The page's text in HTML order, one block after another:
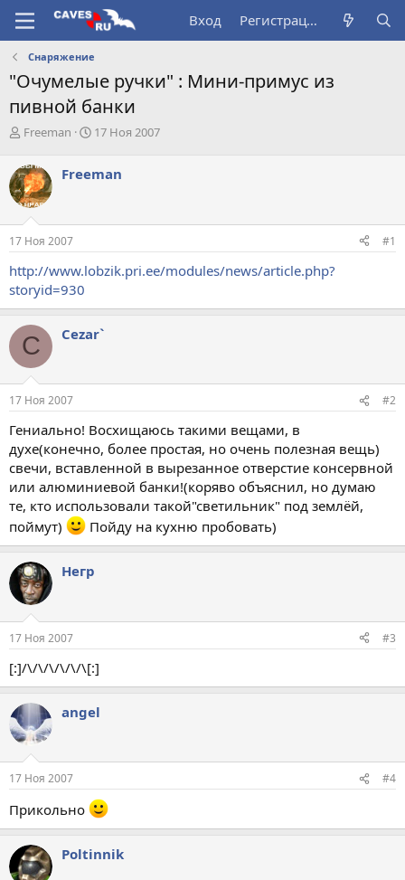
Вход Регистрация
Снаряжение
"Очумелые ручки" : Мини-примус из
пивной банки
А
т
о
р
т
е
м
Freeman
Д
а
ч
а
17 Ноя 2007
Freeman
17 Ноя 2007 #1
http://www.lobzik.pri.ee/modules/news/article.php?
storyid=930
C Cezar`
17 Ноя 2007 #2
Гениально! Восхищаюсь такими вещами, в
духе(конечно, более простая, но очень полезная вещь)
свечи, вставленной в вырезанное отверстие консервной
или алюминиевой банки!(коряво объяснил, но думаю
те, кто использовали такой"светильник" под землёй,
поймут)
Пойду на кухню пробовать)
Негр
17 Ноя 2007 #3
[:]/\/\/\/\/\/\[:]
angel
17 Ноя 2007 #4
Прикольно
Poltinnik